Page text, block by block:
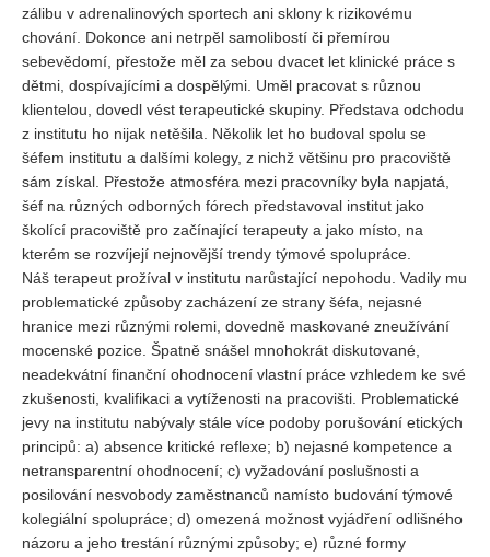
zálibu v adrenalinových sportech ani sklony k rizikovému
chování. Dokonce ani netrpěl samolibostí či přemírou
sebevědomí, přestože měl za sebou dvacet let klinické práce s
dětmi, dospívajícími a dospělými. Uměl pracovat s různou
klientelou, dovedl vést terapeutické skupiny. Představa odchodu
z institutu ho nijak netěšila. Několik let ho budoval spolu se
šéfem institutu a dalšími kolegy, z nichž většinu pro pracoviště
sám získal. Přestože atmosféra mezi pracovníky byla napjatá,
šéf na různých odborných fórech představoval institut jako
školící pracoviště pro začínající terapeuty a jako místo, na
kterém se rozvíjejí nejnovější trendy týmové spolupráce.
Náš terapeut prožíval v institutu narůstající nepohodu. Vadily mu
problematické způsoby zacházení ze strany šéfa, nejasné
hranice mezi různými rolemi, dovedně maskované zneužívání
mocenské pozice. Špatně snášel mnohokrát diskutované,
neadekvátní finanční ohodnocení vlastní práce vzhledem ke své
zkušenosti, kvalifikaci a vytíženosti na pracovišti. Problematické
jevy na institutu nabývaly stále více podoby porušování etických
principů: a) absence kritické reflexe; b) nejasné kompetence a
netransparentní ohodnocení; c) vyžadování poslušnosti a
posilování nesvobody zaměstnanců namísto budování týmové
kolegiální spolupráce; d) omezená možnost vyjádření odlišného
názoru a jeho trestání různými způsoby; e) různé formy